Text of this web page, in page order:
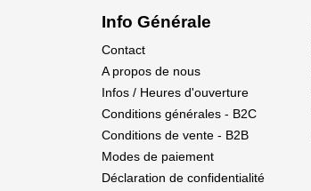
Info Générale
Contact
A propos de nous
Infos / Heures d'ouverture
Conditions générales - B2C
Conditions de vente - B2B
Modes de paiement
Déclaration de confidentialité